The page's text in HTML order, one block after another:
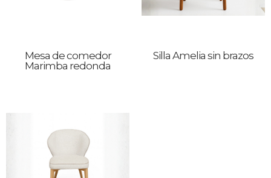
Mesa de comedor
Marimba redonda
Silla Amelia sin brazos